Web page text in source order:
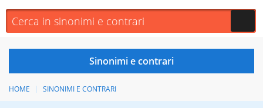
HOME SINONIMI E CONTRARI